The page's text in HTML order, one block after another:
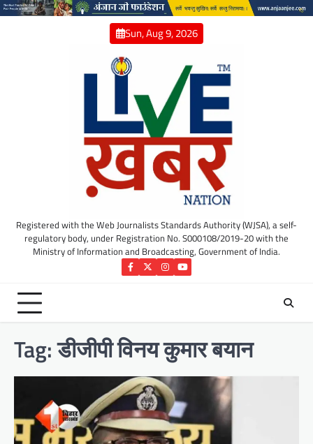
Skip
Sun, Aug 9, 2026
Registered with the Web Journalists Standards Authority (WJSA), a self-
regulatory body, under Registration No. S000108/2019-20 with the
Ministry of Information and Broadcasting, Government of India.
Facebook
TwitterInstagram
YouTube
Tag:डीजीपी विनय कुमार बयान